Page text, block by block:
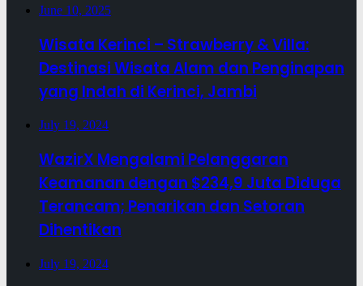
June 10, 2025
Wisata Kerinci – Strawberry & Villa:
Destinasi Wisata Alam dan Penginapan
yang Indah di Kerinci, Jambi
July 19, 2024
WazirX Mengalami Pelanggaran
Keamanan dengan $234,9 Juta Diduga
Terancam; Penarikan dan Setoran
Dihentikan
July 19, 2024